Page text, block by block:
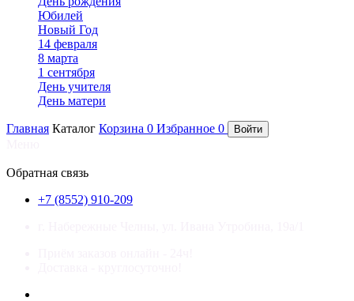
Юбилей
Новый Год
14 февраля
8 марта
1 сентября
День учителя
День матери
Главная Каталог Корзина 0 Избранное 0 Войти
Обратная связь
+7 (8552) 910-209